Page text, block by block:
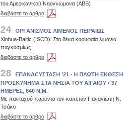
του Αμερικανικού Νηογνώμονα (ABS)
διαβάστε το άρθρο
24
ΟΡΓΑΝΙΣΜΟΣ ΛΙΜΕΝΟΣ ΠΕΙΡΑΙΩΣ
Xinhua-Baltic (ISCD): Στα δέκα κορυφαία λιμάνια
παγκοσμίως
διαβάστε το άρθρο
28
ΕΠΑΝΑCΥΣΤΑΣΗ ’21 - Η ΠΛΩΤΗ ΕΚΘΕΣΗ
ΠΡΟΣΚΥΝΗΜΑ ΣΤΑ ΝΗΣΙΑ ΤΟΥ ΑΙΓΑΙΟΥ • 37
ΗΜΕΡΕΣ, 640 Ν.Μ.
Με πανταχού παρόντα τον καπετάν Παναγιώτη Ν.
Τσάκο
διαβάστε το άρθρο